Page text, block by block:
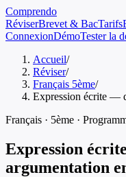
Comprendo
RéviserBrevet & BacTarifs
ConnexionDémoTester la
Accueil/
Réviser/
Français 5ème/
Expression écrite —
Français · 5ème ·
Expression
argumentation